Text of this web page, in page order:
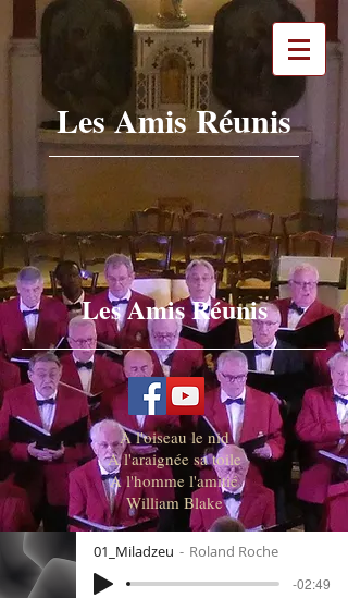
Les Amis Réunis
Les Amis Réunis
A l'oiseau le nid
A l'araignée sa toile
A l'homme l'amitié
William Blake
01_Miladzeu Roland Roche
-02:49